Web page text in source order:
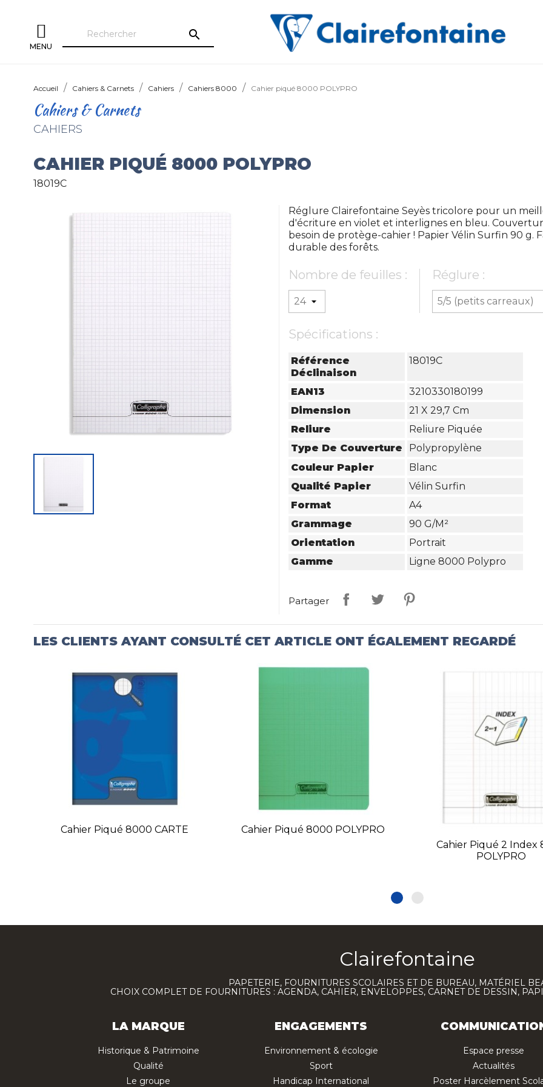
MENU
search
Accueil Cahiers & Carnets Cahiers Cahiers 8000 Cahier piqué 8000 POLYPRO
Cahiers & Carnets
CAHIERS
CAHIER PIQUÉ 8000 POLYPRO
18019C
Réglure Clairefontaine Seyès tricolore pour un
d'écriture en violet et interlignes en bleu.
besoin de protège-cahier ! Papier Vélin Surfin 90 g.
durable des forêts.
Nombre de feuilles : Réglure :
Spécifications :
Référence
Déclinaison
18019C
EAN13
3210330180199
Dimension
21 X 29,7 Cm
Reliure
Reliure Piquée
Type De Couverture
Polypropylène
Couleur Papier
Blanc
Qualité Papier
Vélin Surfin
Format
A4
Grammage
90 G/m²
Orientation
Portrait
Gamme
Ligne 8000 Polypro
Partager
LES CLIENTS AYANT CONSULTÉ CET ARTICLE ONT ÉGALEMENT REGARDÉ
Cahier Piqué 8000 CARTE
Cahier Piqué 8000 POLYPRO
Cahier Piqué 2 Index
POLYPRO
Clairefontaine
PAPETERIE, FOURNITURES SCOLAIRES ET DE BUREAU, MATÉRIEL
CHOIX COMPLET DE FOURNITURES : AGENDA, CAHIER, ENVELOPPES, CARNET DE DESSIN,
LA MARQUE
Historique & Patrimoine
Qualité
Le groupe
ENGAGEMENTS
Environnement & écologie
Sport
Handicap International
Espace presse
Actualités
Poster Harcèlement